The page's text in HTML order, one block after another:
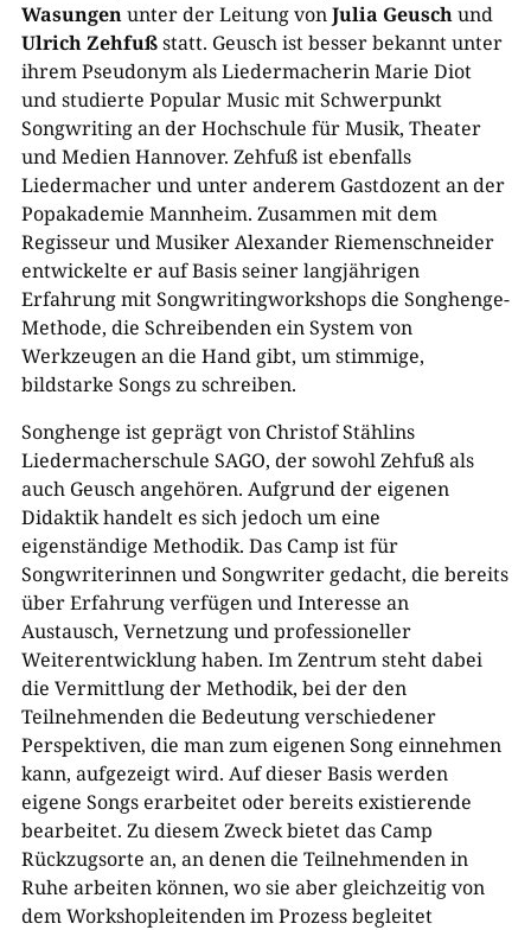
Wasungenunter der Leitung vonJulia Geuschund
Ulrich Zehfußstatt. Geusch ist besser bekannt unter
ihrem Pseudonym als Liedermacherin Marie Diot
und studierte Popular Music mit Schwerpunkt
Songwriting an der Hochschule für Musik, Theater
und Medien Hannover. Zehfuß ist ebenfalls
Liedermacher und unter anderem Gastdozent an der
Popakademie Mannheim. Zusammen mit dem
Regisseur und Musiker Alexander Riemenschneider
entwickelte er auf Basis seiner langjährigen
Erfahrung mit Songwritingworkshops die Songhenge-
Methode, die Schreibenden ein System von
Werkzeugen an die Hand gibt, um stimmige,
bildstarke Songs zu schreiben.
Songhenge ist geprägt von Christof Stählins
Liedermacherschule SAGO, der sowohl Zehfuß als
auch Geusch angehören. Aufgrund der eigenen
Didaktik handelt es sich jedoch um eine
eigenständige Methodik. Das Camp ist für
Songwriterinnen und Songwriter gedacht, die bereits
über Erfahrung verfügen und Interesse an
Austausch, Vernetzung und professioneller
Weiterentwicklung haben. Im Zentrum steht dabei
die Vermittlung der Methodik, bei der den
Teilnehmenden die Bedeutung verschiedener
Perspektiven, die man zum eigenen Song einnehmen
kann, aufgezeigt wird. Auf dieser Basis werden
eigene Songs erarbeitet oder bereits existierende
bearbeitet. Zu diesem Zweck bietet das Camp
Rückzugsorte an, an denen die Teilnehmenden in
Ruhe arbeiten können, wo sie aber gleichzeitig von
dem Workshopleitenden im Prozess begleitet